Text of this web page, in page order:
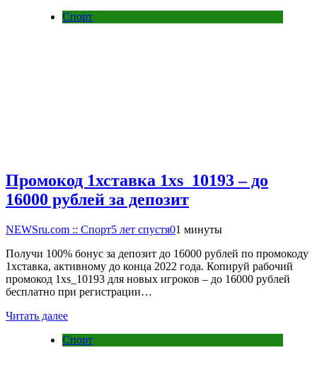
Спорт
Промокод 1хставка 1xs_10193 – до
16000 рублей за депозит
NEWSru.com :: Спорт5 лет спустя01 минуты
Получи 100% бонус за депозит до 16000 рублей по промокоду
1хставка, активному до конца 2022 года. Копируй рабочий
промокод 1xs_10193 для новых игроков – до 16000 рублей
бесплатно при регистрации…
Читать далее
Спорт